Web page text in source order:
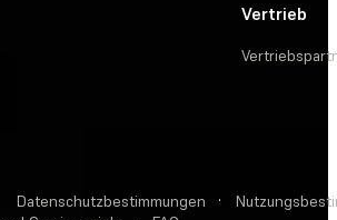
Vertrieb
Datenschutzbestimmungen ·